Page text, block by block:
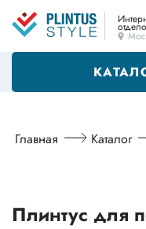
Главная Каталог
Плинтус